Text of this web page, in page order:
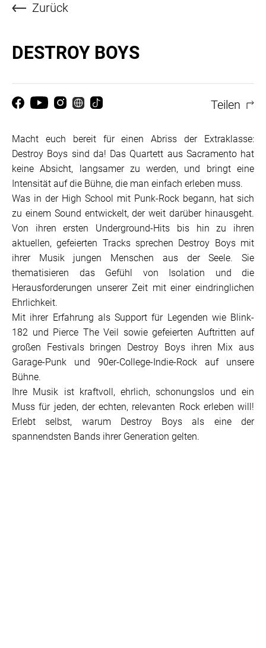
Zurück
DESTROY BOYS
Teilen
Macht euch bereit für einen Abriss der Extraklasse:
Destroy Boys sind da! Das Quartett aus Sacramento hat
keine Absicht, langsamer zu werden, und bringt eine
Intensität auf die Bühne, die man einfach erleben muss.
Was in der High School mit Punk-Rock begann, hat sich
zu einem Sound entwickelt, der weit darüber hinausgeht.
Von ihren ersten Underground-Hits bis hin zu ihren
aktuellen, gefeierten Tracks sprechen Destroy Boys mit
ihrer Musik jungen Menschen aus der Seele. Sie
thematisieren das Gefühl von Isolation und die
Herausforderungen unserer Zeit mit einer eindringlichen
Ehrlichkeit.
Mit ihrer Erfahrung als Support für Legenden wie Blink-
182 und Pierce The Veil sowie gefeierten Auftritten auf
großen Festivals bringen Destroy Boys ihren Mix aus
Garage-Punk und 90er-College-Indie-Rock auf unsere
Bühne.
Ihre Musik ist kraftvoll, ehrlich, schonungslos und ein
Muss für jeden, der echten, relevanten Rock erleben will!
Erlebt selbst, warum Destroy Boys als eine der
spannendsten Bands ihrer Generation gelten.